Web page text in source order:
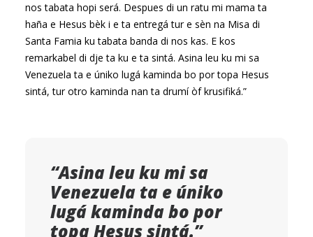
nos tabata hopi será. Despues di un ratu mi mama ta
haña e Hesus bèk i e ta entregá tur e sèn na Misa di
Santa Famia ku tabata banda di nos kas. E kos
remarkabel di dje ta ku e ta sintá. Asina leu ku mi sa
Venezuela ta e úniko lugá kaminda bo por topa Hesus
sintá, tur otro kaminda nan ta drumí òf krusifiká.”
“Asina leu ku mi sa
Venezuela ta e úniko
lugá kaminda bo por
topa Hesus sintá.”